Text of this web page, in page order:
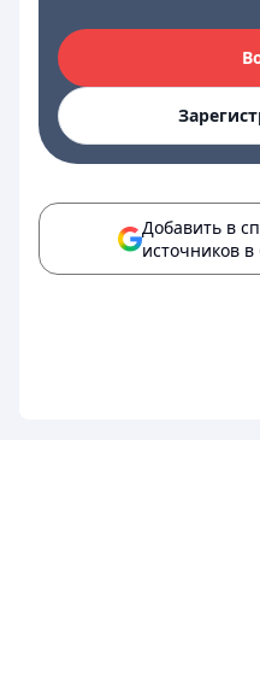
Добавить в
источников в